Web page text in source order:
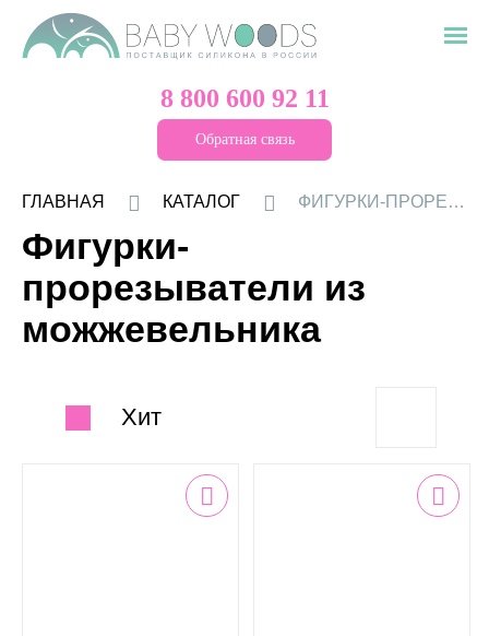
8 800 600 92 11
Обратная связь
ГЛАВНАЯ КАТАЛОГ ФИГУРКИ-ПРОРЕЗЫВАТЕЛИ ИЗ МОЖЖЕВЕЛЬНИКА
Фигурки-
прорезыватели из
можжевельника
Хит